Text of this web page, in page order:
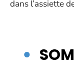
dans l’assiette